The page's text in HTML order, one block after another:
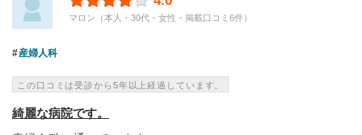
マロン（本人・30代・女性・掲載口コミ6件）
産婦人科
この口コミは受診から5年以上経過しています。
綺麗な病院です。